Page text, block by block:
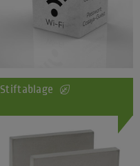
Stiftablage